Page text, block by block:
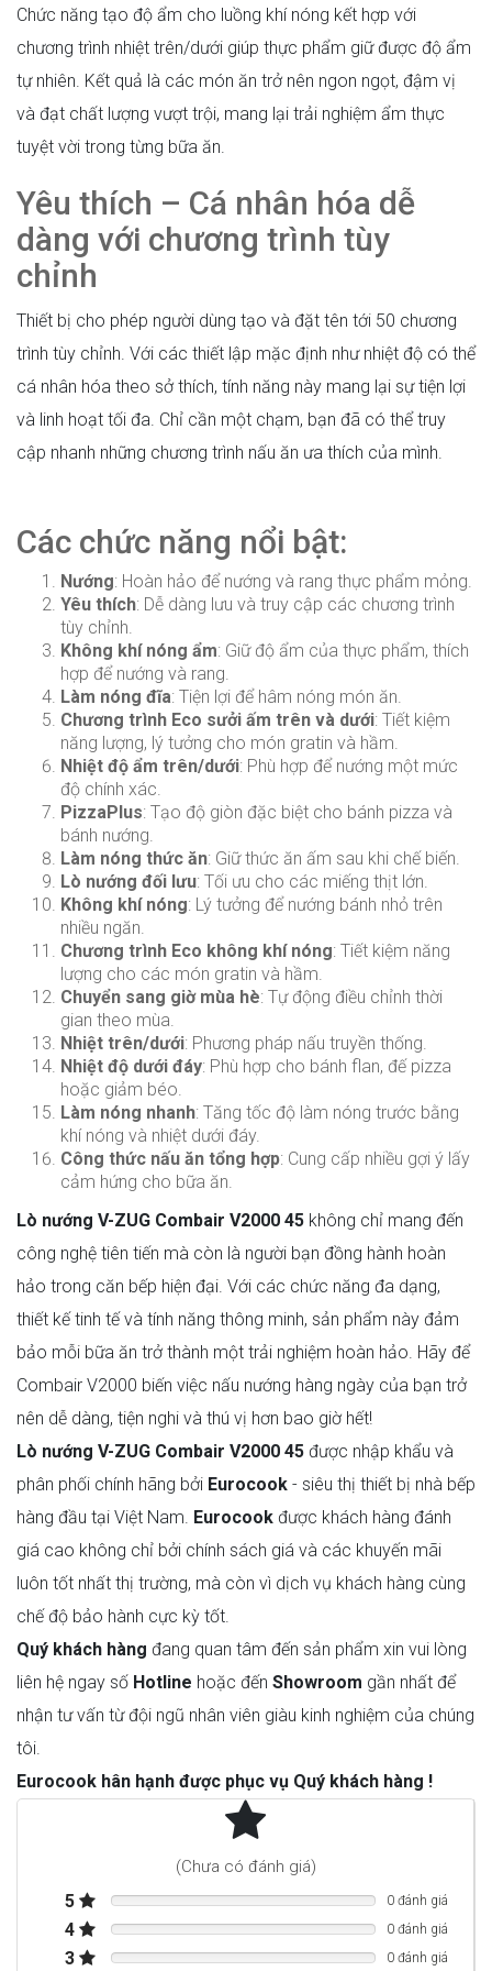
Chức năng tạo độ ẩm cho luồng khí nóng kết hợp với
chương trình nhiệt trên/dưới giúp thực phẩm giữ được độ ẩm
tự nhiên. Kết quả là các món ăn trở nên ngon ngọt, đậm vị
và đạt chất lượng vượt trội, mang lại trải nghiệm ẩm thực
tuyệt vời trong từng bữa ăn.
Yêu thích – Cá nhân hóa dễ
dàng với chương trình tùy
chỉnh
Thiết bị cho phép người dùng tạo và đặt tên tới 50 chương
trình tùy chỉnh. Với các thiết lập mặc định như nhiệt độ có thể
cá nhân hóa theo sở thích, tính năng này mang lại sự tiện lợi
và linh hoạt tối đa. Chỉ cần một chạm, bạn đã có thể truy
cập nhanh những chương trình nấu ăn ưa thích của mình.
Các chức năng nổi bật:
Nướng: Hoàn hảo để nướng và rang thực phẩm mỏng.
Yêu thích: Dễ dàng lưu và truy cập các chương trình
tùy chỉnh.
Không khí nóng ẩm: Giữ độ ẩm của thực phẩm, thích
hợp để nướng và rang.
Làm nóng đĩa: Tiện lợi để hâm nóng món ăn.
Chương trình Eco sưởi ấm trên và dưới: Tiết kiệm
năng lượng, lý tưởng cho món gratin và hầm.
Nhiệt độ ẩm trên/dưới: Phù hợp để nướng một mức
độ chính xác.
PizzaPlus: Tạo độ giòn đặc biệt cho bánh pizza và
bánh nướng.
Làm nóng thức ăn: Giữ thức ăn ấm sau khi chế biến.
Lò nướng đối lưu: Tối ưu cho các miếng thịt lớn.
Không khí nóng: Lý tưởng để nướng bánh nhỏ trên
nhiều ngăn.
Chương trình Eco không khí nóng: Tiết kiệm năng
lượng cho các món gratin và hầm.
Chuyển sang giờ mùa hè: Tự động điều chỉnh thời
gian theo mùa.
Nhiệt trên/dưới: Phương pháp nấu truyền thống.
Nhiệt độ dưới đáy: Phù hợp cho bánh flan, đế pizza
hoặc giảm béo.
Làm nóng nhanh: Tăng tốc độ làm nóng trước bằng
khí nóng và nhiệt dưới đáy.
Công thức nấu ăn tổng hợp: Cung cấp nhiều gợi ý lấy
cảm hứng cho bữa ăn.
Lò nướng V-ZUG Combair V2000 45 không chỉ mang đến
công nghệ tiên tiến mà còn là người bạn đồng hành hoàn
hảo trong căn bếp hiện đại. Với các chức năng đa dạng,
thiết kế tinh tế và tính năng thông minh, sản phẩm này đảm
bảo mỗi bữa ăn trở thành một trải nghiệm hoàn hảo. Hãy để
Combair V2000 biến việc nấu nướng hàng ngày của bạn trở
nên dễ dàng, tiện nghi và thú vị hơn bao giờ hết!
Lò nướng V-ZUG Combair V2000 45 được nhập khẩu và
phân phối chính hãng bởi Eurocook - siêu thị thiết bị nhà bếp
hàng đầu tại Việt Nam. Eurocook được khách hàng đánh
giá cao không chỉ bởi chính sách giá và các khuyến mãi
luôn tốt nhất thị trường, mà còn vì dịch vụ khách hàng cùng
chế độ bảo hành cực kỳ tốt.
Quý khách hàng đang quan tâm đến sản phẩm xin vui lòng
liên hệ ngay số Hotline hoặc đến Showroom gần nhất để
nhận tư vấn từ đội ngũ nhân viên giàu kinh nghiệm của chúng
tôi.
Eurocook hân hạnh được phục vụ Quý khách hàng !
Kích thước
Chiều cao hốc 450mm
Chiều rộng hốc 560mm
Chiều rộng hốc tối đa 568mm
Độ sâu ngách 560mm
Chiều cao thiết bị tối đa 454mm
(Chưa có đánh giá)
5 0 đánh giá
4 0 đánh giá
3 0 đánh giá